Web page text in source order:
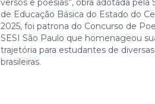
versos e poesias”, obra adotada pela
de Educação Básica do Estado do
2025, foi patrona do Concurso de
SESI São Paulo que homenageou
trajetória para estudantes de
brasileiras.